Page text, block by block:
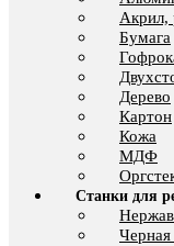
Акрил,
Бумага
Дерево
Картон
Кожа
МДФ
Станки для
Черная